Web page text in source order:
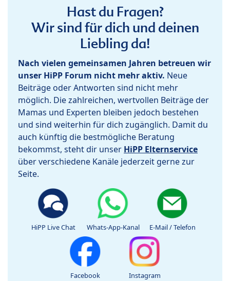
Hast du Fragen?
Wir sind für dich und deinen
Liebling da!
Nach vielen gemeinsamen Jahren betreuen wir
unser HiPP Forum nicht mehr aktiv. Neue
Beiträge oder Antworten sind nicht mehr
möglich. Die zahlreichen, wertvollen Beiträge der
Mamas und Experten bleiben jedoch bestehen
und sind weiterhin für dich zugänglich. Damit du
auch künftig die bestmögliche Beratung
bekommst, steht dir unser HiPP Elternservice
über verschiedene Kanäle jederzeit gerne zur
Seite.
HiPP Live Chat Whats-App-Kanal E-Mail / Telefon
Facebook Instagram